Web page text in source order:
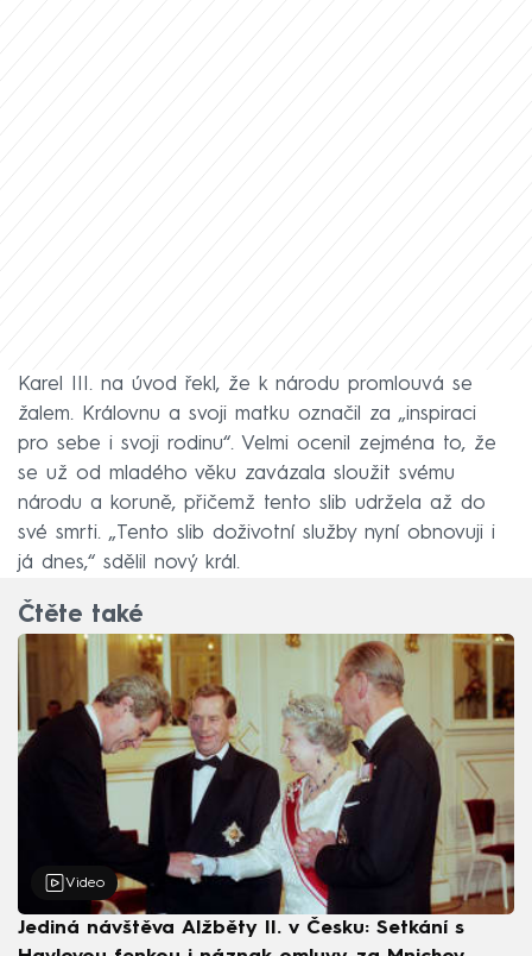
Karel III. na úvod řekl, že k národu promlouvá se
žalem. Královnu a svoji matku označil za „inspiraci
pro sebe i svoji rodinu“. Velmi ocenil zejména to, že
se už od mladého věku zavázala sloužit svému
národu a koruně, přičemž tento slib udržela až do
své smrti. „Tento slib doživotní služby nyní obnovuji i
já dnes,“ sdělil nový král.
Čtěte také
Video
Jediná návštěva Alžběty II. v Česku: Setkání s